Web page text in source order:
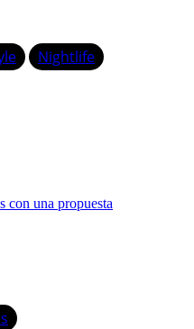
Nightlife
con una propuesta